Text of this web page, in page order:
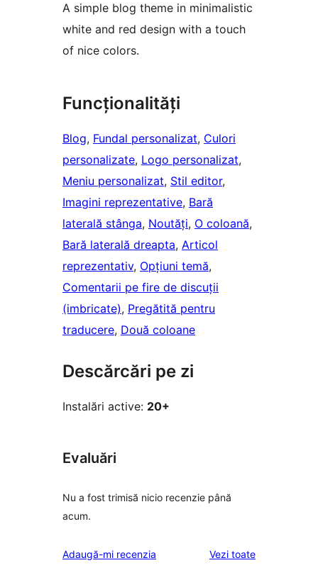
A simple blog theme in minimalistic
white and red design with a touch
of nice colors.
Funcționalități
Blog, Fundal personalizat, Culori
personalizate, Logo personalizat
Meniu personalizat, Stil editor
Imagini reprezentative, Bară
laterală stânga, Noutăți, O coloană
Bară laterală dreapta, Articol
reprezentativ, Opțiuni temă
Comentarii pe fire de discuții
(imbricate), Pregătită pentru
traducere, Două coloane
Descărcări pe zi
Instalări active: 20+
Evaluări
Nu a fost trimisă nicio recenzie până
acum.
Adaugă-mi recenzia Vezi toaterecenziile